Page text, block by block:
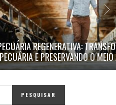
REGENERATIVA:
PECUÁRIA E PRESERVANDO O